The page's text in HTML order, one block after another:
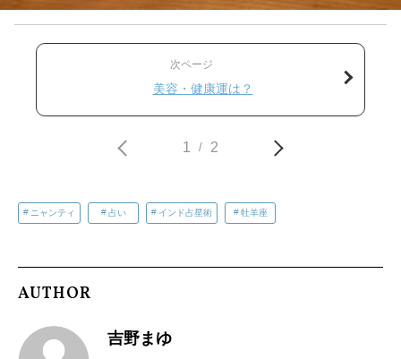
次ページ
美容・健康運は？
1 / 2
ニャンティ 占い インド占星術 牡羊座
AUTHOR
吉野まゆ